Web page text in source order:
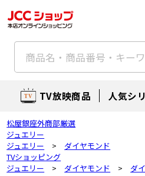
TV放映商品 人気シ
松屋銀座外商部厳選
ジュエリー
ジュエリー
>
ダイヤモンド
TVショッピング
ジュエリー
> ダイヤモンド > ダ